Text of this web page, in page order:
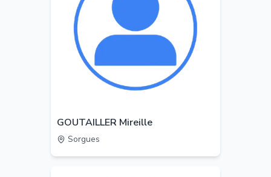
GOUTAILLER Mireille
Sorgues